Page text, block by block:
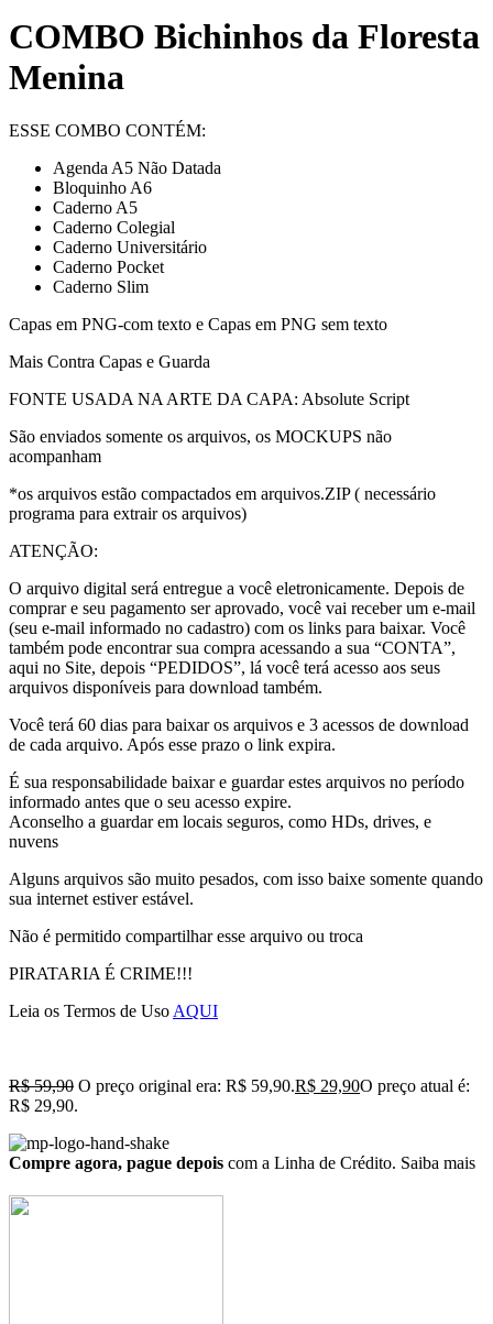
COMBO Bichinhos da Floresta
Menina
ESSE COMBO CONTÉM:
Agenda A5 Não Datada
Bloquinho A6
Caderno A5
Caderno Colegial
Caderno Universitário
Caderno Pocket
Caderno Slim
Capas em PNG-com texto e Capas em PNG sem texto
Mais Contra Capas e Guarda
FONTE USADA NA ARTE DA CAPA: Absolute Script
São enviados somente os arquivos, os MOCKUPS não
acompanham
*os arquivos estão compactados em arquivos.ZIP ( necessário
programa para extrair os arquivos)
ATENÇÃO:
O arquivo digital será entregue a você eletronicamente. Depois de
comprar e seu pagamento ser aprovado, você vai receber um e-mail
(seu e-mail informado no cadastro) com os links para baixar. Você
também pode encontrar sua compra acessando a sua “CONTA”,
aqui no Site, depois “PEDIDOS”, lá você terá acesso aos seus
arquivos disponíveis para download também.
Você terá 60 dias para baixar os arquivos e 3 acessos de download
de cada arquivo. Após esse prazo o link expira.
É sua responsabilidade baixar e guardar estes arquivos no período
informado antes que o seu acesso expire.
Aconselho a guardar em locais seguros, como HDs, drives, e
nuvens
Alguns arquivos são muito pesados, com isso baixe somente quando
sua internet estiver estável.
Não é permitido compartilhar esse arquivo ou troca
PIRATARIA É CRIME!!!
Leia os Termos de Uso AQUI
R$59,90 O preço original era: R$ 59,90.R$ 29,90O preço atual é:
R$ 29,90.
Compre agora, pague depois com a Linha de Crédito. Saiba mais